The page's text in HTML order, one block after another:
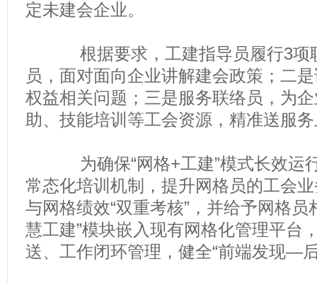
定未建会企业。
根据要求，工建指导员履行3项
员，面对面向企业讲解建会政策；二
权益相关问题；三是服务联络员，为
助、技能培训等工会资源，精准送服
为确保“网格+工建”模式长效运行
常态化培训机制，提升网格员的工会
与网格绩效“双重考核”，并给予网格员
慧工建”模块嵌入现有网格化管理平台
送、工作闭环管理，健全“前端发现—